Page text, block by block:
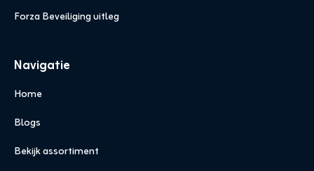
Forza Beveiliging uitleg
Navigatie
Home
Blogs
Bekijk assortiment